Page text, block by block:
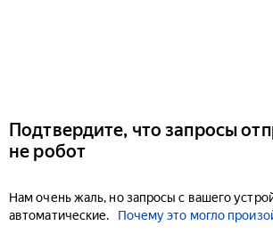
Подтвердите, что запросы
не робот
Нам очень жаль, но запросы с вашего
автоматические.
Почему это могло